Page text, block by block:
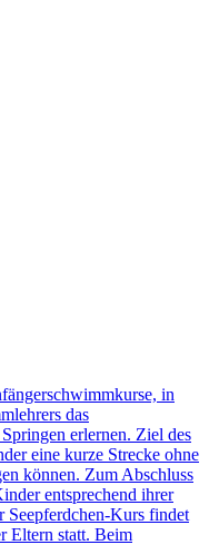
in
das
erlernen. Ziel des
eine kurze Strecke ohne
können. Zum Abschluss
entsprechend ihrer
Seepferdchen-Kurs findet
Eltern statt. Beim